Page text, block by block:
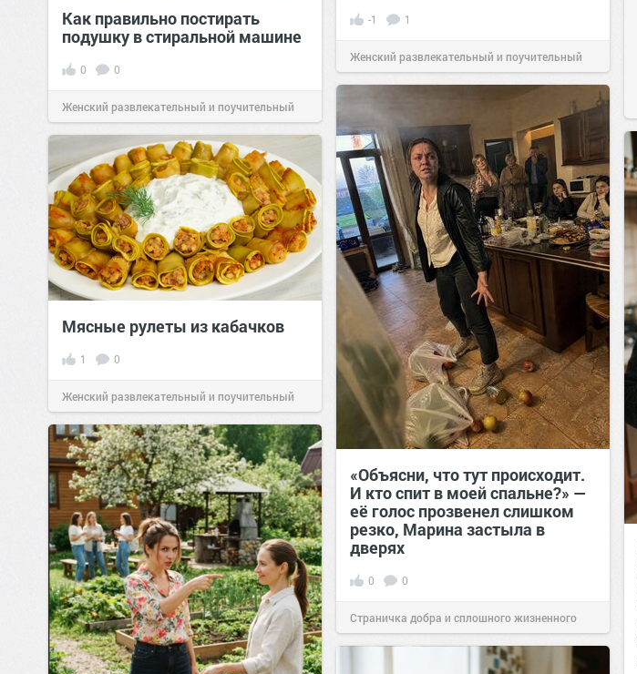
-1 1
Женский развлекательный и поучительный
сайт.21:46Вчера
Как правильно постирать
подушку в стиральной машине
0 0
Женский развлекательный и поучительный
сайт.21:46Вчера
«Объясни, что тут происходит.
И кто спит в моей спальне?» —
её голос прозвенел слишком
резко, Марина застыла в
дверях
0 0
Страничка добра и сплошного жизненного
позитива! 11:38Вчера
Мясные рулеты из кабачков
1 0
Женский развлекательный и поучительный
сайт.23:4106 авг 2026